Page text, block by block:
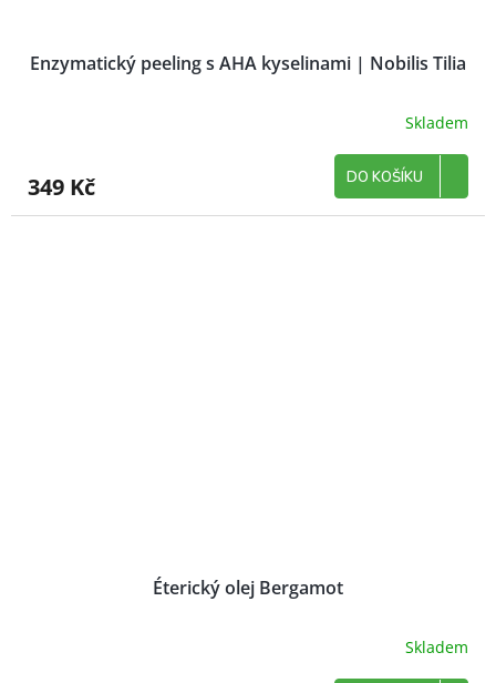
Enzymatický peeling s AHA kyselinami | Nobilis Tilia
Skladem
349 Kč DO KOŠÍKU
Éterický olej Bergamot
Skladem